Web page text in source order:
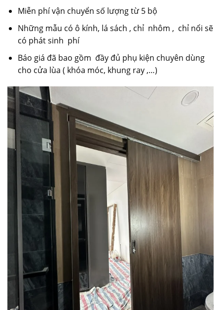
Miễn phí vận chuyển số lượng từ 5 bộ
Những mẫu có ô kính, lá sách , chỉ nhôm , chỉ nổi sẽ
có phát sinh phí
Báo giá đã bao gồm đầy đủ phụ kiện chuyên dùng
cho cửa lùa ( khóa móc, khung ray ,…)